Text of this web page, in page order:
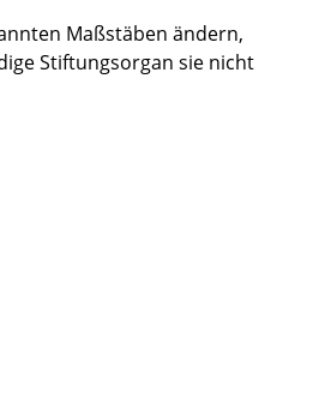
Maßstäben ändern,
Stiftungsorgan sie nicht